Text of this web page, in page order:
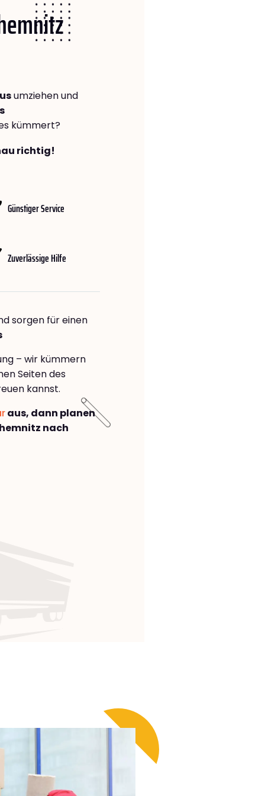
umziehen und
kümmert?
richtig!
Günstiger Service
Zuverlässige Hilfe
sorgen für einen
– wir kümmern
Seiten des
kannst.
aus, dann planen
nach